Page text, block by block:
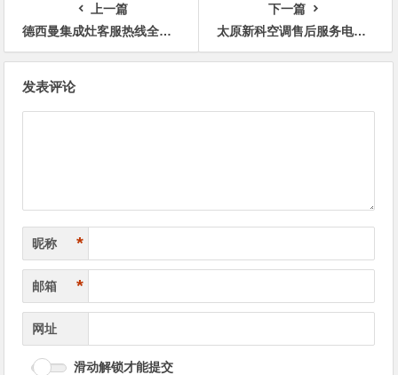
上一篇
德西曼集成灶客服热线全天候在线
下一篇
太原新科空调售后服务电话_快速上门服务24小时在线
发表评论
昵称 *
邮箱 *
网址
滑动解锁才能提交